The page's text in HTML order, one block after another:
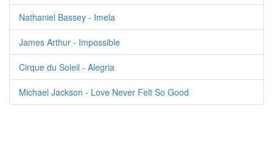
Nathaniel Bassey - Imela
James Arthur - Impossible
Cirque du Soleil - Alegria
Michael Jackson - Love Never Felt So Good